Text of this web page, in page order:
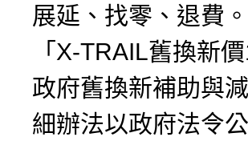
展延、找零、退費。
「X-TRAIL舊換新
政府舊換新補助與
細辦法以政府法令